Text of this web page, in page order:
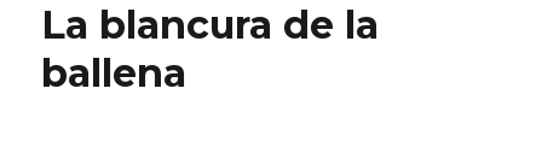
La blancura de la
ballena